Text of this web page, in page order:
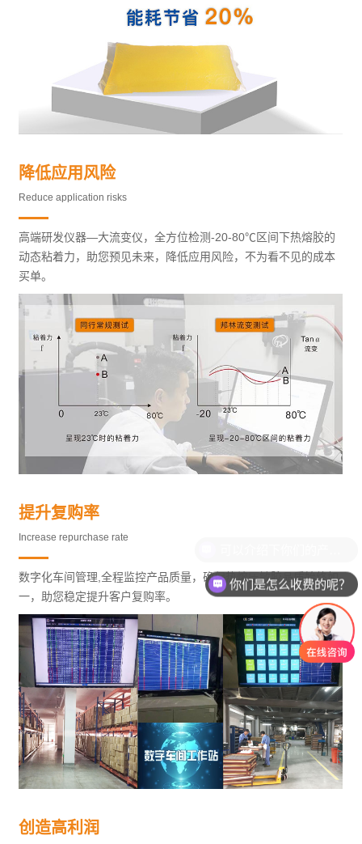
降低应用风险
Reduce application risks
高端研发仪器—大流变仪，全方位检测-20-80℃区间下热熔胶的
动态粘着力，助您预见未来，降低应用风险，不为看不见的成本
买单。
提升复购率
Increase repurchase rate
数字化车间管理,全程监控产品质量，确保热熔压敏胶品质始终如
一，助您稳定提升客户复购率。
创造高利润
你们是怎么收费的呢？